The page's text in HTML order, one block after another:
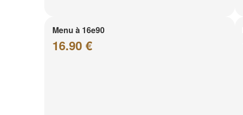
Menu à 16e90
16.90 €